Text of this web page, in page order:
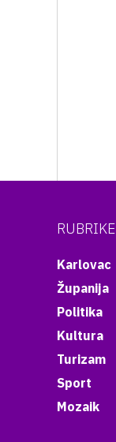
RUBRIKE
Karlovac
Županija
Politika
Kultura
Turizam
Sport
Mozaik